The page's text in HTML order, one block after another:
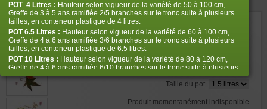
Bien choisir la taille
Taille du pot
Produit momentanément indisponible
POT 4 Litres : Hauteur selon vigueur de la variété de 50 à 100 cm,
Greffe de 3 à 5 ans ramifiée 2/5 branches sur le tronc suite à plusieurs
tailles, en conteneur plastique de 4 litres.
POT 6.5 Litres : Hauteur selon vigueur de la variété de 60 à 100 cm,
Greffe de 4 à 6 ans ramifiée 3/6 branches sur le tronc suite à plusieurs
tailles, en conteneur plastique de 6.5 litres.
POT 10 Litres : Hauteur selon vigueur de la variété de 80 à 120 cm,
Greffe de 4 à 6 ans ramifiée 6/10 branches sur le tronc suite à plusieurs
tailles, en conteneur plastique de 10 litres
POT14 Litres :
Hauteur selon vigueur de la variété de 100 à 120 cm,
conteneur plastique de 14 litres.